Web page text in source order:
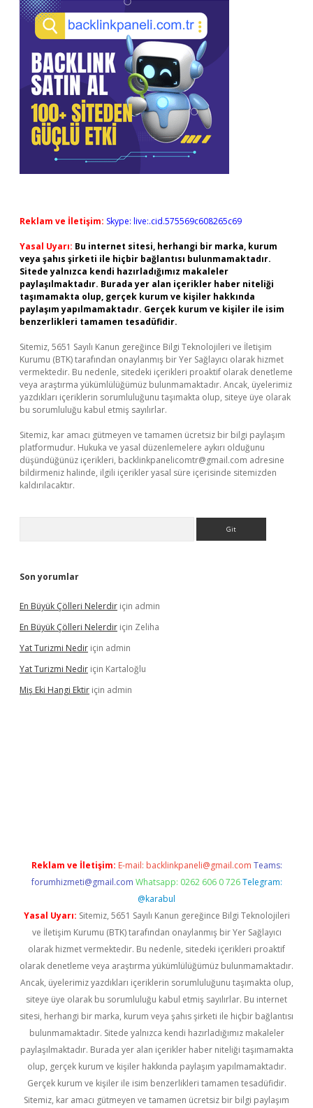
Reklam ve İletişim: Skype: live:.cid.575569c608265c69
Yasal Uyarı: Bu internet sitesi, herhangi bir marka, kurum
veya şahıs şirketi ile hiçbir bağlantısı bulunmamaktadır.
Sitede yalnızca kendi hazırladığımız makaleler
paylaşılmaktadır. Burada yer alan içerikler haber niteliği
taşımamakta olup, gerçek kurum ve kişiler hakkında
paylaşım yapılmamaktadır. Gerçek kurum ve kişiler ile isim
benzerlikleri tamamen tesadüfidir.
Sitemiz, 5651 Sayılı Kanun gereğince Bilgi Teknolojileri ve İletişim
Kurumu (BTK) tarafından onaylanmış bir Yer Sağlayıcı olarak hizmet
vermektedir. Bu nedenle, sitedeki içerikleri proaktif olarak denetleme
veya araştırma yükümlülüğümüz bulunmamaktadır. Ancak, üyelerimiz
yazdıkları içeriklerin sorumluluğunu taşımakta olup, siteye üye olarak
bu sorumluluğu kabul etmiş sayılırlar.
Sitemiz, kar amacı gütmeyen ve tamamen ücretsiz bir bilgi paylaşım
platformudur. Hukuka ve yasal düzenlemelere aykırı olduğunu
düşündüğünüz içerikleri, backlinkpanelicomtr@gmail.com adresine
bildirmeniz halinde, ilgili içerikler yasal süre içerisinde sitemizden
kaldırılacaktır.
Son yorumlar
En Büyük Çölleri Nelerdir için admin
En Büyük Çölleri Nelerdir için Zeliha
Yat Turizmi Nedir için admin
Yat Turizmi Nedir için Kartaloğlu
Miş Eki Hangi Ektir için admin
Reklam ve İletişim: E-mail: backlinkpaneli@gmail.com Teams:
forumhizmeti@gmail.com Whatsapp: 0262 606 0 726 Telegram:
@karabul
Yasal Uyarı: Sitemiz, 5651 Sayılı Kanun gereğince Bilgi Teknolojileri
ve İletişim Kurumu (BTK) tarafından onaylanmış bir Yer Sağlayıcı
olarak hizmet vermektedir. Bu nedenle, sitedeki içerikleri proaktif
olarak denetleme veya araştırma yükümlülüğümüz bulunmamaktadır.
Ancak, üyelerimiz yazdıkları içeriklerin sorumluluğunu taşımakta olup,
siteye üye olarak bu sorumluluğu kabul etmiş sayılırlar. Bu internet
sitesi, herhangi bir marka, kurum veya şahıs şirketi ile hiçbir bağlantısı
bulunmamaktadır. Sitede yalnızca kendi hazırladığımız makaleler
paylaşılmaktadır. Burada yer alan içerikler haber niteliği taşımamakta
olup, gerçek kurum ve kişiler hakkında paylaşım yapılmamaktadır.
Gerçek kurum ve kişiler ile isim benzerlikleri tamamen tesadüfidir.
Sitemiz, kar amacı gütmeyen ve tamamen ücretsiz bir bilgi paylaşım